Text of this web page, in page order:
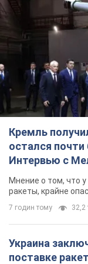
Кремль
остался почти
Интервью с
Мнение о том, что
ракеты, крайне
7 годин тому 32,2
Украина
поставке